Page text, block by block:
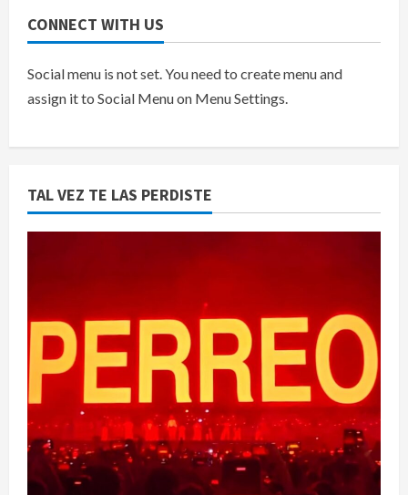
CONNECT WITH US
Social menu is not set. You need to create menu and
assign it to Social Menu on Menu Settings.
TAL VEZ TE LAS PERDISTE